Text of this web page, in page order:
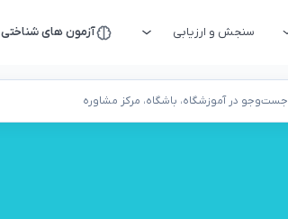
سنجش و ارزیابی آزمون های شناختی
جست‌وجو در آموزشگاه، باشگاه، مرکز مشاوره